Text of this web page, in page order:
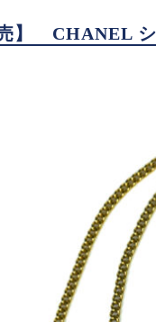
売】 CHANEL